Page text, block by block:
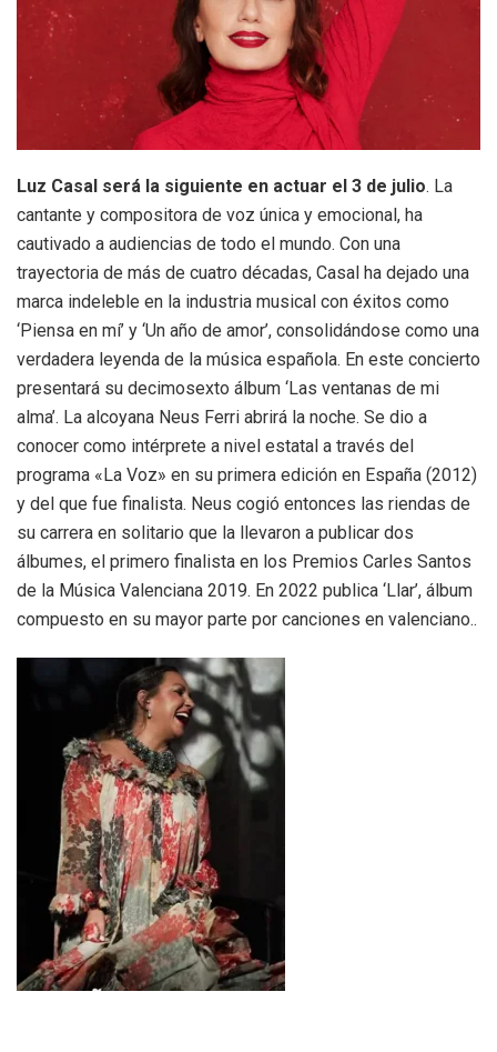
Luz Casal será la siguiente en actuar el 3 de julio. La
cantante y compositora de voz única y emocional, ha
cautivado a audiencias de todo el mundo. Con una
trayectoria de más de cuatro décadas, Casal ha dejado una
marca indeleble en la industria musical con éxitos como
‘Piensa en mí’ y ‘Un año de amor’, consolidándose como una
verdadera leyenda de la música española. En este concierto
presentará su decimosexto álbum ‘Las ventanas de mi
alma’. La alcoyana Neus Ferri abrirá la noche. Se dio a
conocer como intérprete a nivel estatal a través del
programa «La Voz» en su primera edición en España (2012)
y del que fue finalista. Neus cogió entonces las riendas de
su carrera en solitario que la llevaron a publicar dos
álbumes, el primero finalista en los Premios Carles Santos
de la Música Valenciana 2019. En 2022 publica ‘Llar’, álbum
compuesto en su mayor parte por canciones en valenciano..